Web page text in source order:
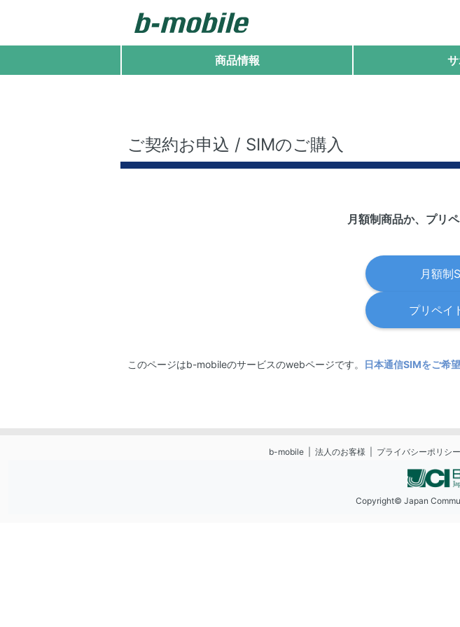
商品情報
ご契約お申込 / SIMのご購入
月額制商品か、プリ
月額制
プリペイ
このページはb-mobileのサービスのwebページです。 日本通信SIMをご希
b-mobile 法人のお客様 プライバシーポリシー
Copyright© Japan